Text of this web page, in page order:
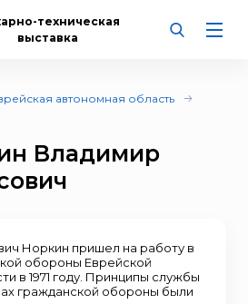
техническая
выставка
автономная область
Владимир
Норкин пришел на работу в
обороны Еврейской
в 1971 году. Принципы службы
гражданской обороны были